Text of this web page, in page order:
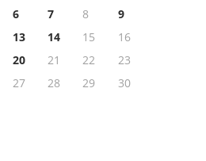
6 7 8
9
13 14 15
16
20 21 22
23
27 28 29
30